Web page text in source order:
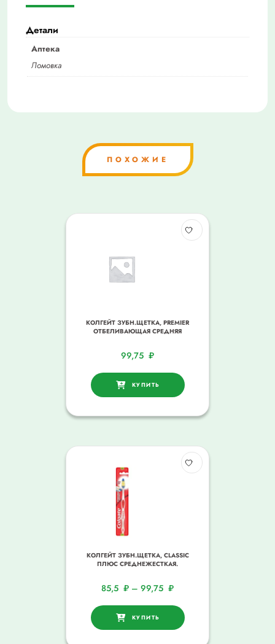
Детали
Аптека
Ломовка
ПОХОЖИЕ
КОЛГЕЙТ ЗУБН.ЩЕТКА, PREMIER
ОТБЕЛИВАЮЩАЯ СРЕДНЯЯ
99,75 ₽
КУПИТЬ
КОЛГЕЙТ ЗУБН.ЩЕТКА, CLASSIC
ПЛЮС СРЕДНЕЖЕСТКАЯ.
85,5 ₽ – 99,75 ₽
КУПИТЬ